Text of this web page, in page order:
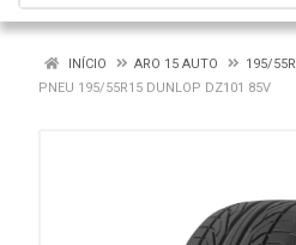
INÍCIO ARO 15 AUTO
195/
PNEU 195/55R15 DUNLOP DZ101 85V